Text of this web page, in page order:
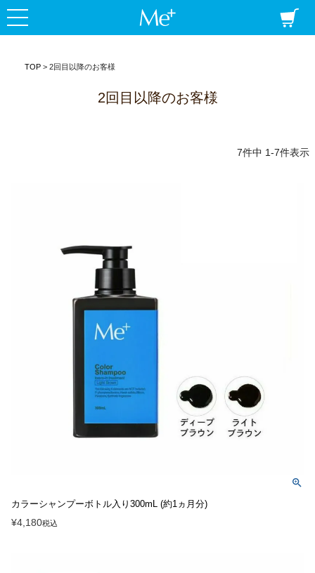
Me+ ミープラ
定期コース
商品一覧
ミープラスについて
よくある質問
TOP 2回目以降のお客様
2回目以降のお客様
7件中 1-7件表示
カラーシャンプーボトル入り300mL (約1ヵ月分)
¥4,180税込